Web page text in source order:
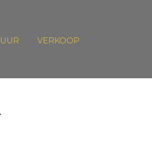
VERKOOP